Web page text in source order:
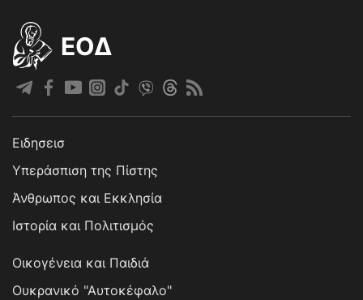
EOΔ
Ειδησεισ
Υπεράσπιση της Πίστης
Άνθρωπος και Εκκλησία
Ιστορία και Πολιτισμός
Οικογένεια και Παιδιά
Ουκρανικό "Αυτοκέφαλο"